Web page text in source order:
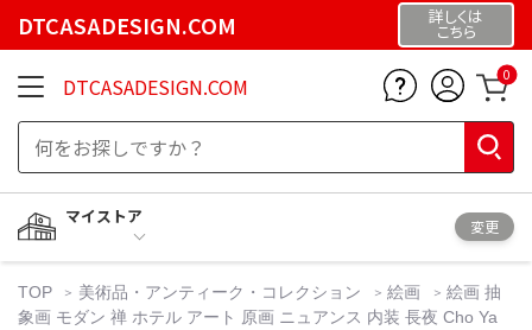
DTCASADESIGN.COM 詳しくは
こちら
DTCASADESIGN.COM 0
マイストア
変更
TOP 美術品・アンティーク・コレクション 絵画
絵画 抽
象画 モダン 禅 ホテル アート 原画 ニュアンス 内装 長夜 Cho Ya